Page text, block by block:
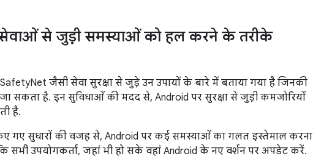
से जुड़ी समस्याओं को हल करने के तरीके
जैसी सेवा सुरक्षा से जुड़े उन उपायों के बारे में बताया गया है जिनकी
सकता है. इन सुविधाओं की मदद से, Android पर सुरक्षा से जुड़ी कमजोरियों
है.
गए सुधारों की वजह से, Android पर कई समस्याओं का गलत इस्तेमाल करना
सभी उपयोगकर्ता, जहां भी हो सके वहां Android के नए वर्शन पर अपडेट करें.